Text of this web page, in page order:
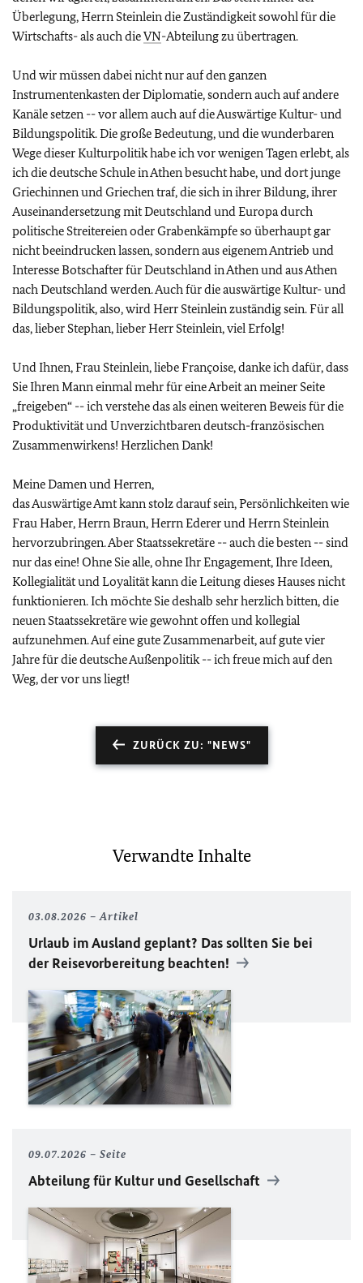
Überlegung, Herrn Steinlein die Zuständigkeit sowohl für die
Wirtschafts- als auch dieVN-Abteilung zu übertragen.
Und wir müssen dabei nicht nur auf den ganzen
Instrumentenkasten der Diplomatie, sondern auch auf andere
Kanäle setzen -- vor allem auch auf die Auswärtige Kultur- und
Bildungspolitik. Die große Bedeutung, und die wunderbaren
Wege dieser Kulturpolitik habe ich vor wenigen Tagen erlebt, als
ich die deutsche Schule in Athen besucht habe, und dort junge
Griechinnen und Griechen traf, die sich in ihrer Bildung, ihrer
Auseinandersetzung mit Deutschland und Europa durch
politische Streitereien oder Grabenkämpfe so überhaupt gar
nicht beeindrucken lassen, sondern aus eigenem Antrieb und
Interesse Botschafter für Deutschland in Athen und aus Athen
nach Deutschland werden. Auch für die auswärtige Kultur- und
Bildungspolitik, also, wird Herr Steinlein zuständig sein. Für all
das, lieber Stephan, lieber Herr Steinlein, viel Erfolg!
Und Ihnen, Frau Steinlein, liebe Françoise, danke ich dafür, dass
Sie Ihren Mann einmal mehr für eine Arbeit an meiner Seite
„freigeben“ -- ich verstehe das als einen weiteren Beweis für die
Produktivität und Unverzichtbaren deutsch-französischen
Zusammenwirkens! Herzlichen Dank!
Meine Damen und Herren,
das Auswärtige Amt kann stolz darauf sein, Persönlichkeiten wie
Frau Haber, Herrn Braun, Herrn Ederer und Herrn Steinlein
hervorzubringen. Aber Staatssekretäre -- auch die besten -- sind
nur das eine! Ohne Sie alle, ohne Ihr Engagement, Ihre Ideen,
Kollegialität und Loyalität kann die Leitung dieses Hauses nicht
funktionieren. Ich möchte Sie deshalb sehr herzlich bitten, die
neuen Staatssekretäre wie gewohnt offen und kollegial
aufzunehmen. Auf eine gute Zusammenarbeit, auf gute vier
Jahre für die deutsche Außenpolitik -- ich freue mich auf den
Weg, der vor uns liegt!
ZURÜCK ZU: "NEWS"
Verwandte Inhalte
03.08.2026 Artikel
Urlaub im Ausland geplant? Das sollten Sie bei
der Reisevorbereitung beachten!
09.07.2026 Seite
Abteilung für Kultur und Gesellschaft